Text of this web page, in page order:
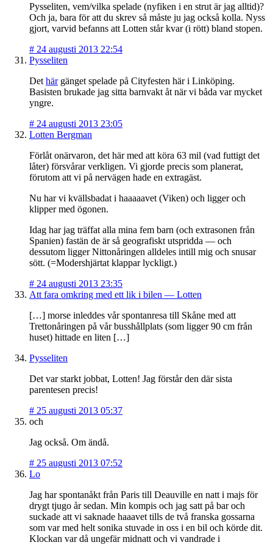
Pysseliten, vem/vilka spelade (nyfiken i en strut är jag alltid)?
Och ja, bara för att du skrev så måste ju jag också kolla. Nyss
gjort, varvid befanns att Lotten står kvar (i rött) bland stopen.
# 24 augusti 2013 22:54
Pysseliten
Det härgänget spelade på Cityfesten här i Linköping.
Basisten brukade jag sitta barnvakt åt när vi båda var mycket
yngre.
# 24 augusti 2013 23:05
Lotten Bergman
Förlåt onärvaron, det här med att köra 63 mil (vad futtigt det
låter) försvårar verkligen. Vi gjorde precis som planerat,
förutom att vi på nervägen hade en extragäst.
Nu har vi kvällsbadat i haaaaavet (Viken) och ligger och
klipper med ögonen.
Idag har jag träffat alla mina fem barn (och extrasonen från
Spanien) fastän de är så geografiskt utspridda — och
dessutom ligger Nittonåringen alldeles intill mig och snusar
sött. (=Modershjärtat klappar lyckligt.)
# 24 augusti 2013 23:35
Att fara omkring med ett lik i bilen — Lotten
[…] morse inleddes vår spontanresa till Skåne med att
Trettonåringen på vår busshållplats (som ligger 90 cm från
huset) hittade en liten […]
Pysseliten
Det var starkt jobbat, Lotten! Jag förstår den där sista
parentesen precis!
# 25 augusti 2013 05:37
och
Jag också. Om ändå.
# 25 augusti 2013 07:52
Lo
Jag har spontanåkt från Paris till Deauville en natt i majs för
drygt tjugo år sedan. Min kompis och jag satt på bar och
suckade att vi saknade haaavet tills de två franska gossarna
som var med helt sonika stuvade in oss i en bil och körde dit.
Klockan var då ungefär midnatt och vi vandrade i